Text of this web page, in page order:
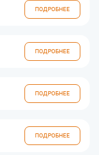
ПОДРОБНЕЕ
ПОДРОБНЕЕ
ПОДРОБНЕЕ
ПОДРОБНЕЕ